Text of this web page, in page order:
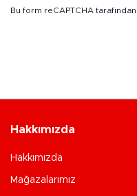
Bu form reCAPTCHA
Hakkımızda
Hakkımızda
Mağazalarımız